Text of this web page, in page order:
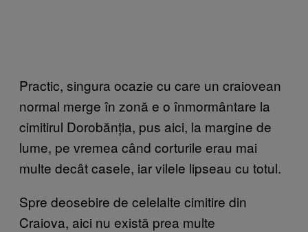
Practic, singura ocazie cu care un craiovean
normal merge în zonă e o înmormântare la
cimitirul Dorobănția, pus aici, la margine de
lume, pe vremea când corturile erau mai
multe decât casele, iar vilele lipseau cu totul.
Spre deosebire de celelalte cimitire din
Craiova, aici nu există prea multe